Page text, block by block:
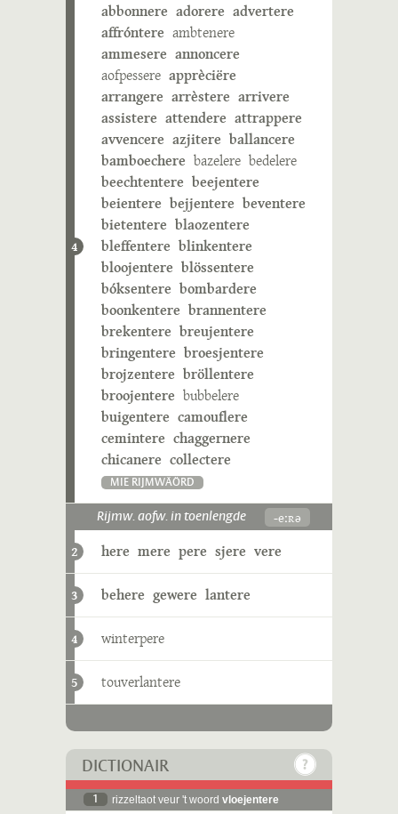
4
abbonnere adorere advertere
affróntere ambtenere
ammesere annoncere
aofpessere apprèciëre
arrangere arrèstere arrivere
assistere attendere attrappere
avvencere azjitere ballancere
bamboechere bazelere bedelere
beechtentere beejentere
beientere bejjentere beventere
bietentere blaozentere
bleffentere blinkentere
bloojentere blössentere
bóksentere bombardere
boonkentere brannentere
brekentere breujentere
bringentere broesjentere
brojzentere bröllentere
broojentere bubbelere
buigentere camouflere
cemintere chaggernere
chicanere collectere
MIE RIJMWÄÖRD
Rijmw. aofw. in toenlengde -eːʀə
2 here mere pere sjere vere
3 behere gewere lantere
4 winterpere
5 touverlantere
DICTIONAIR
1 rizzeltaot veur 't woord vloejentere